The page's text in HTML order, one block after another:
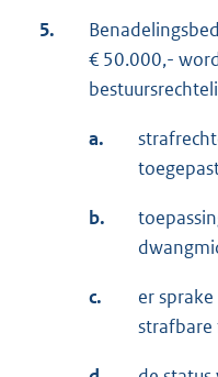
5.
€ 50.000,-
a.
b.
c.
er
strafbare